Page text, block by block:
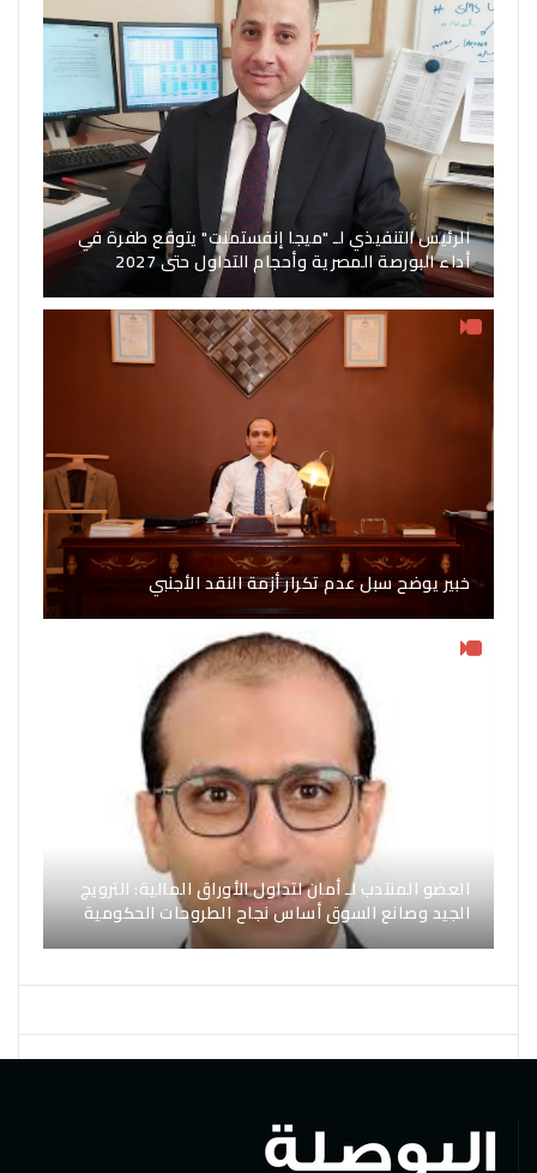
الرئيس التنفيذي لـ "ميجا إنفستمنت" يتوقع طفرة في
أداء البورصة المصرية وأحجام التداول حتى 2027
خبير يوضح سبل عدم تكرار أزمة النقد الأجنبي
العضو المنتدب لـ أمان لتداول الأوراق المالية: الترويج
الجيد وصانع السوق أساس نجاح الطروحات الحكومية